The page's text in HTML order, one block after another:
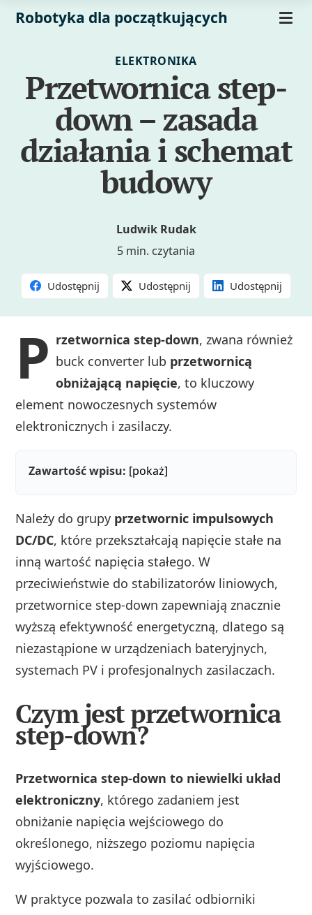
Robotyka dla początkujących
ELEKTRONIKA
Przetwornica step-
down – zasada
działania i schemat
budowy
Ludwik Rudak
5 min. czytania
Udostępnij Udostępnij Udostępnij
P rzetwornica step-down, zwana również
buck converter lub przetwornicą
obniżającą napięcie, to kluczowy
element nowoczesnych systemów
elektronicznych i zasilaczy.
Zawartość wpisu: [pokaż]
Należy do grupy przetwornic impulsowych
DC/DC, które przekształcają napięcie stałe na
inną wartość napięcia stałego. W
przeciwieństwie do stabilizatorów liniowych,
przetwornice step-down zapewniają znacznie
wyższą efektywność energetyczną, dlatego są
niezastąpione w urządzeniach bateryjnych,
systemach PV i profesjonalnych zasilaczach.
Czym jest przetwornica
step-down?
Przetwornica step-down to niewielki układ
elektroniczny, którego zadaniem jest
obniżanie napięcia wejściowego do
określonego, niższego poziomu napięcia
wyjściowego.
W praktyce pozwala to zasilać odbiorniki